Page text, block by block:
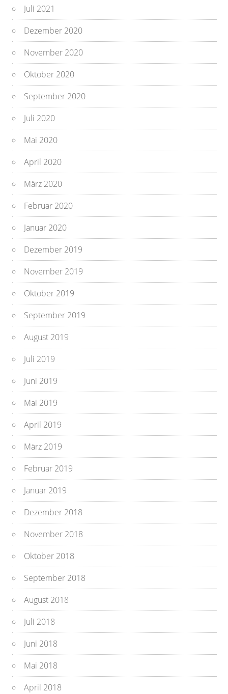
Juli 2021
Dezember 2020
November 2020
Oktober 2020
September 2020
Juli 2020
Mai 2020
April 2020
März 2020
Februar 2020
Januar 2020
Dezember 2019
November 2019
Oktober 2019
September 2019
August 2019
Juli 2019
Juni 2019
Mai 2019
April 2019
März 2019
Februar 2019
Januar 2019
Dezember 2018
November 2018
Oktober 2018
September 2018
August 2018
Juli 2018
Juni 2018
Mai 2018
April 2018